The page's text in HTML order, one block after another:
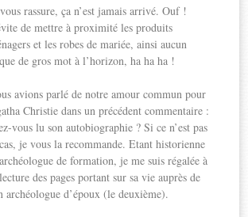
rassure, ça n’est jamais arrivé. Ouf !
de mettre à proximité les produits
et les robes de mariée, ainsi aucun
de gros mot à l’horizon, ha ha ha !
avions parlé de notre amour commun pour
Christie dans un précédent commentaire :
vous lu son autobiographie ? Si ce n’est pas
je vous la recommande. Etant historienne
de formation, je me suis régalée à
des pages portant sur sa vie auprès de
archéologue d’époux (le deuxième).